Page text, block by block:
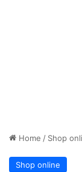
Home / Shop
Shop online